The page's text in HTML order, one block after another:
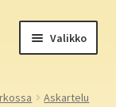
Valikko
Askartelu